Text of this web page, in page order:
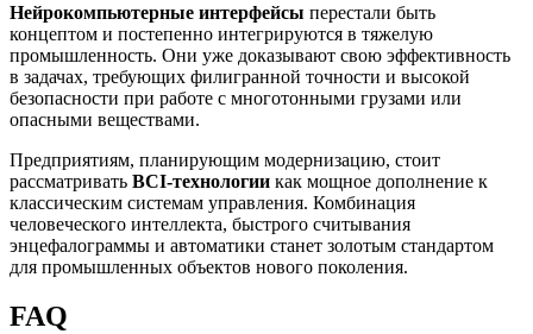
Нейрокомпьютерные интерфейсы перестали быть
концептом и постепенно интегрируются в тяжелую
промышленность. Они уже доказывают свою эффективность
в задачах, требующих филигранной точности и высокой
безопасности при работе с многотонными грузами или
опасными веществами.
Предприятиям, планирующим модернизацию, стоит
рассматривать BCI-технологии как мощное дополнение к
классическим системам управления. Комбинация
человеческого интеллекта, быстрого считывания
энцефалограммы и автоматики станет золотым стандартом
для промышленных объектов нового поколения.
FAQ